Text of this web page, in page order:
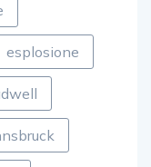
esplosione